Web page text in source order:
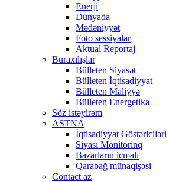
Enerji
Dünyada
Mədəniyyət
Foto sessiyalar
Aktual Reportaj
Buraxılışlar
Bülleten Siyasət
Bülleten İqtisadiyyat
Bülleten Maliyyə
Bülleten Energetika
Söz istəyirəm
ASTNA
İqtisadiyyat Göstəriciləri
Siyası Monitorinq
Bazarların icmalı
Qarabağ münaqişəsi
Contact az